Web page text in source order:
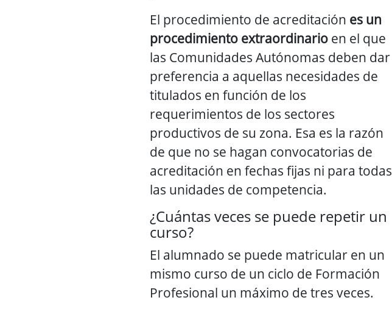
El procedimiento de acreditación es un
procedimiento extraordinario en el que
las Comunidades Autónomas deben dar
preferencia a aquellas necesidades de
titulados en función de los
requerimientos de los sectores
productivos de su zona. Esa es la razón
de que no se hagan convocatorias de
acreditación en fechas fijas ni para todas
las unidades de competencia.
¿Cuántas veces se puede repetir un
curso?
El alumnado se puede matricular en un
mismo curso de un ciclo de Formación
Profesional un máximo de tres veces.